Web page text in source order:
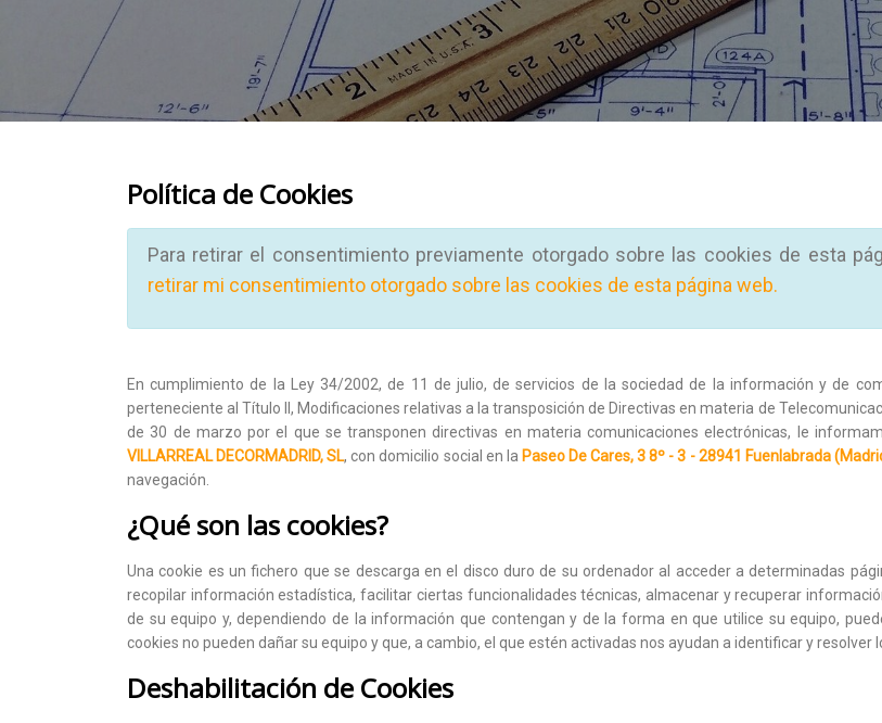
Política de Cookies
Para retirar el consentimiento previamente otorgado sobre las cookies de esta
retirar mi consentimiento otorgado sobre las cookies de esta página web.
En cumplimiento de la Ley 34/2002, de 11 de julio, de servicios de la sociedad de la información y de
perteneciente al Título II, Modificaciones relativas a la transposición de Directivas en materia de
de 30 de marzo por el que se transponen directivas en materia comunicaciones electrónicas, le
VILLARREAL DECORMADRID, SL, con domicilio social en la Paseo De Cares, 3 8º - 3 - 28941 Fuenlabrada
navegación.
¿Qué son las cookies?
Una cookie es un fichero que se descarga en el disco duro de su ordenador al acceder a determinadas
recopilar información estadística, facilitar ciertas funcionalidades técnicas, almacenar y recuperar
de su equipo y, dependiendo de la información que contengan y de la forma en que utilice su equipo,
cookies no pueden dañar su equipo y que, a cambio, el que estén activadas nos ayudan a identificar y resolver
Deshabilitación de Cookies